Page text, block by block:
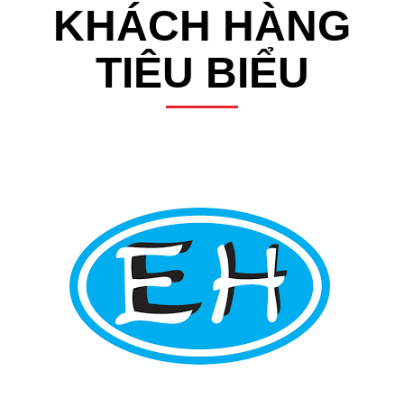
KHÁCH HÀNG
TIÊU BIỂU